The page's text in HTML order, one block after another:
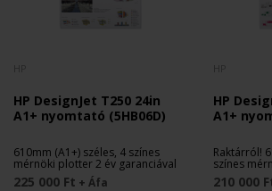
HP DesignJet T250 24in
A1+ nyomtató (5HB06D)
610mm (A1+) széles, 4 színes
mérnöki plotter 2 év garanciával
225 000 Ft + Áfa
HP
A1+
Raktárról! 610 mm (A1+) széles, 4
színes
210 000